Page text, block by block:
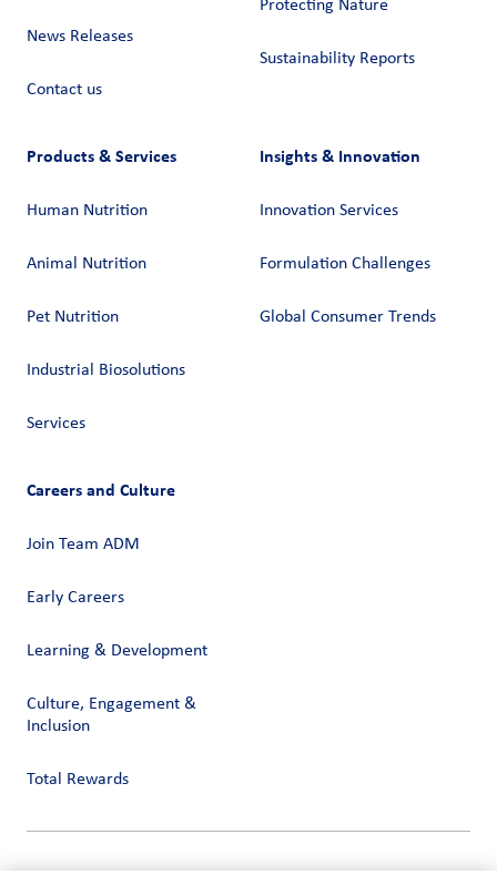
News Releases
Contact us
Protecting Nature
Sustainability Reports
Products & Services
Human Nutrition
Animal Nutrition
Pet Nutrition
Industrial Biosolutions
Services
Insights & Innovation
Innovation Services
Formulation Challenges
Global Consumer Trends
Careers and Culture
Join Team ADM
Early Careers
Learning & Development
Culture, Engagement &
Inclusion
Total Rewards